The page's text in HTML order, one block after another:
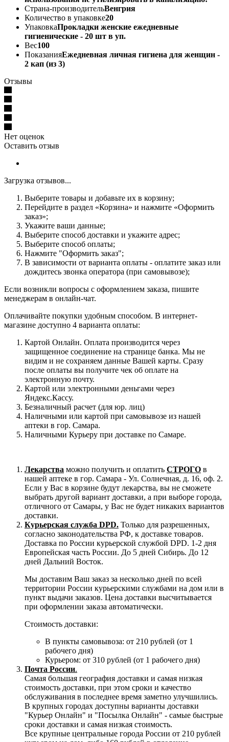
Страна-производительВенгрия
Количество в упаковке20
УпаковкаПрокладки женские ежедневные
гигиенические - 20 шт в уп.
Вес100
ПоказанияЕжедневная личная гигиена для женщин -
2 кап (из 3)
Отзывы
Нет оценок
Оставить отзыв
Загрузка отзывов...
Выберите товары и добавьте их в корзину;
Перейдите в раздел «Корзина» и нажмите «Оформить
заказ»;
Укажите ваши данные;
Выберите способ доставки и укажите адрес;
Выберите способ оплаты;
Нажмите "Оформить заказ";
В зависимости от варианта оплаты - оплатите заказ или
дождитесь звонка оператора (при самовывозе);
Если возникли вопросы с оформлением заказа, пишите
менеджерам в онлайн-чат.
Оплачивайте покупки удобным способом. В интернет-
магазине доступно 4 варианта оплаты:
Картой Онлайн. Оплата производится через
защищенное соединение на странице банка. Мы не
видим и не сохраняем данные Вашей карты. Сразу
после оплаты вы получите чек об оплате на
электронную почту.
Картой или электронными деньгами через
Яндекс.Кассу.
Безналичный расчет (для юр. лиц)
Наличными или картой при самовывозе из нашей
аптеки в гор. Самара.
Наличными Курьеру при доставке по Самаре.
Лекарства можно получить и оплатить СТРОГО в
нашей аптеке в гор. Самара - Ул. Солнечная, д. 16, оф. 2.
Если у Вас в корзине будут лекарства, вы не сможете
выбрать другой вариант доставки, а при выборе города,
отличного от Самары, у Вас не будет никаких вариантов
доставки.
Курьерская служба DPD. Только для разрешенных,
согласно законодательства РФ, к доставке товаров.
Доставка по России курьерской службой DPD. 1-2 дня
Европейская часть России. До 5 дней Сибирь. До 12
дней Дальний Восток.
Мы доставим Ваш заказ за несколько дней по всей
территории России курьерскими службами на дом или в
пункт выдачи заказов. Цена доставки высчитывается
при оформлении заказа автоматически.
Стоимость доставки:
В пункты самовывоза: от 210 рублей (от 1
рабочего дня)
Курьером: от 310 рублей (от 1 рабочего дня)
Почта России.
Самая большая география доставки и самая низкая
стоимость доставки, при этом сроки и качество
обслуживания в последнее время заметно улучшились.
В крупных городах доступны варианты доставки
"Курьер Онлайн" и "Посылка Онлайн" - самые быстрые
сроки доставки и самая низкая стоимость.
Все крупные центральные города России от 210 рублей